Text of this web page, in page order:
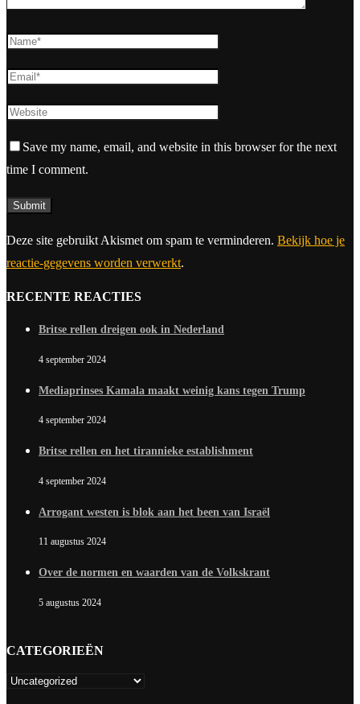
Save my name, email, and website in this browser for the next
time I comment.
Deze site gebruikt Akismet om spam te verminderen. Bekijk hoe je
reactie-gegevens worden verwerkt.
RECENTE REACTIES
Britse rellen dreigen ook in Nederland
4 september 2024
Mediaprinses Kamala maakt weinig kans tegen Trump
4 september 2024
Britse rellen en het tirannieke establishment
4 september 2024
Arrogant westen is blok aan het been van Israël
11 augustus 2024
Over de normen en waarden van de Volkskrant
5 augustus 2024
CATEGORIEËN